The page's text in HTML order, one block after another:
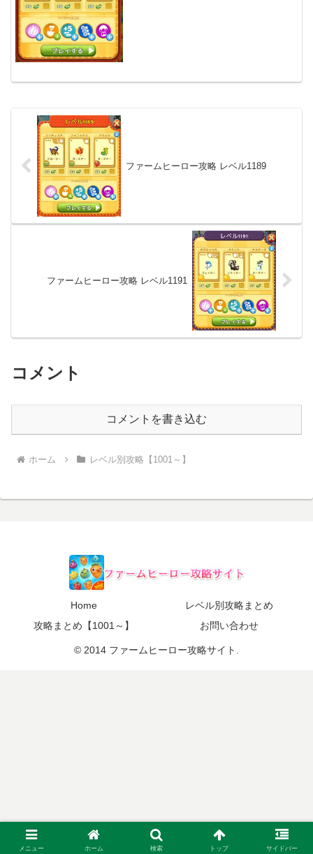
ファームヒーロー攻略 レベル1189
ファームヒーロー攻略 レベル1191
コメント
コメントを書き込む
ホーム レベル別攻略【1001～】
Home
レベル別攻略まとめ
攻略まとめ【1001～】
お問い合わせ
© 2014 ファームヒーロー攻略サイト.
メニュー ホーム 検索 トップ サイドバー